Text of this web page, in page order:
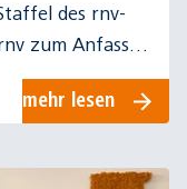
des rnv-
zum Anfassen
mehr lesen